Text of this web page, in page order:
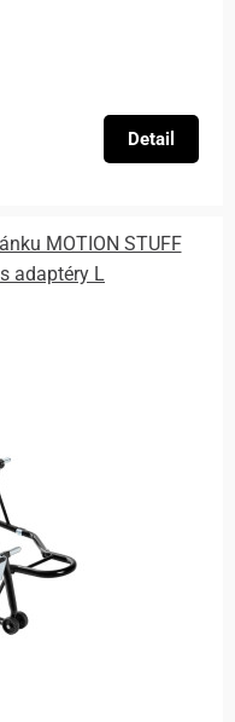
Detail
MOTION STUFF
adaptéry L